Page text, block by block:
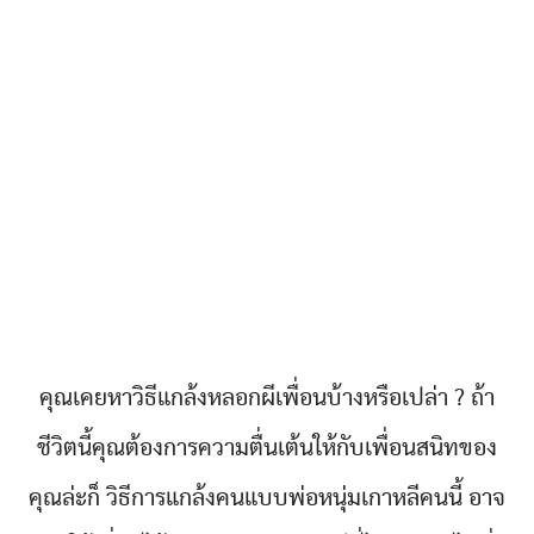
คุณเคยหาวิธีแกล้งหลอกผีเพื่อนบ้างหรือเปล่า ? ถ้า
ชีวิตนี้คุณต้องการความตื่นเต้นให้กับเพื่อนสนิทของ
คุณล่ะก็ วิธีการแกล้งคนแบบพ่อหนุ่มเกาหลีคนนี้ อาจ